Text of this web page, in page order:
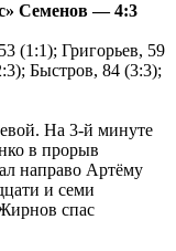
Семенов — 4:3
(1:1); Григорьев, 59
Быстров, 84 (3:3);
На 3-й минуте
в прорыв
направо Артёму
и семи
спас